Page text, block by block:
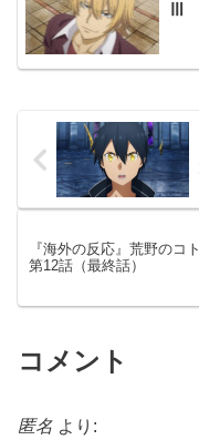
Ⅲ
『海外の反応』荒野のコ
第12話（最終話）
コメント
匿名 より: